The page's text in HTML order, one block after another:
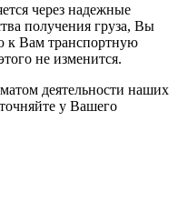
через надежные
получения груза, Вы
Вам транспортную
не изменится.
деятельности наших
у Вашего